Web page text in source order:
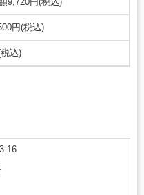
円(税込)
込)
16